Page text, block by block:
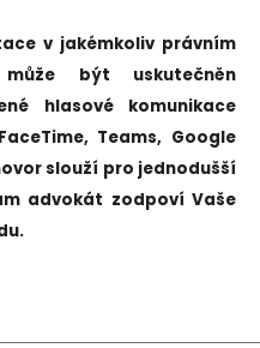
v jakémkoliv právním
být uskutečněn
hlasové komunikace
Teams, Google
slouží pro jednodušší
advokát zodpoví Vaše